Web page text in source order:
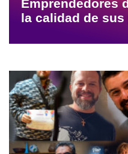
Emprendedores
la calidad de